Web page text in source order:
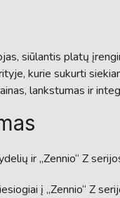
siūlantis platų
kurie sukurti
lankstumas ir
ir „Zennio“ Z
į „Zennio“ Z